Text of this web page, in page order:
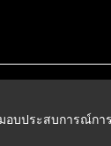
อบประสบการณ์ก